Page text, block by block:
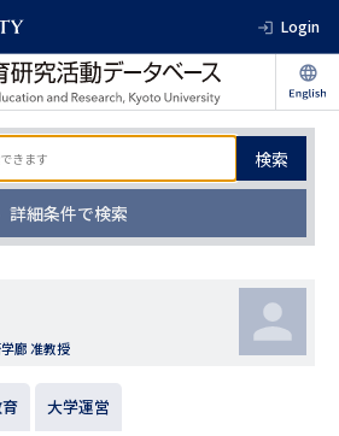
Login
検索
詳細条件で検索
廊 准教授
大学運営